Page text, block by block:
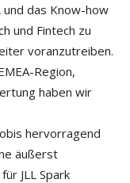
und das Know-how
und Fintech zu
voranzutreiben.
Region,
haben wir
hervorragend
äußerst
JLL Spark